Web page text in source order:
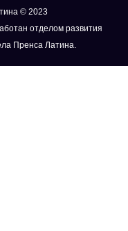
© 2023
отделом развития
Пренса Латина.